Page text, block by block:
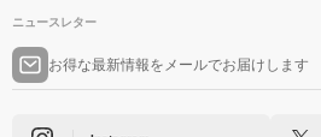
ニュースレター
お得な最新情報をメールでお届けします